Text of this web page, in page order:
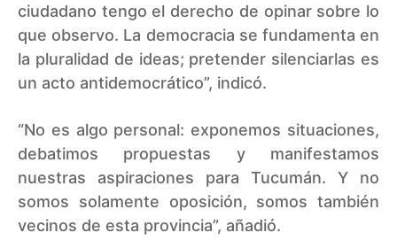
ciudadano tengo el derecho de opinar sobre lo
que observo. La democracia se fundamenta en
la pluralidad de ideas; pretender silenciarlas es
un acto antidemocrático”, indicó.
“No es algo personal: exponemos situaciones,
debatimos propuestas y manifestamos
nuestras aspiraciones para Tucumán. Y no
somos solamente oposición, somos también
vecinos de esta provincia”, añadió.